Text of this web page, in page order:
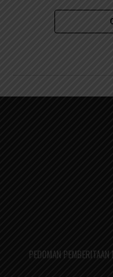
PEDOMAN PEMBERITAAN